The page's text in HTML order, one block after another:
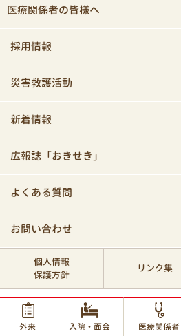
医療関係者の皆様へ
採用情報
災害救護活動
新着情報
広報誌「おきせき」
よくある質問
お問い合わせ
個人情報
保護方針
リンク集
© 2017 Okinawa Red
外来
入院・面会 医療関係者